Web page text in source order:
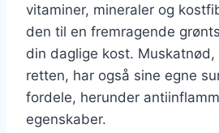
vitaminer, mineraler og
den til en fremragende
din daglige kost.
retten, har også sine egne
fordele, herunder
egenskaber.